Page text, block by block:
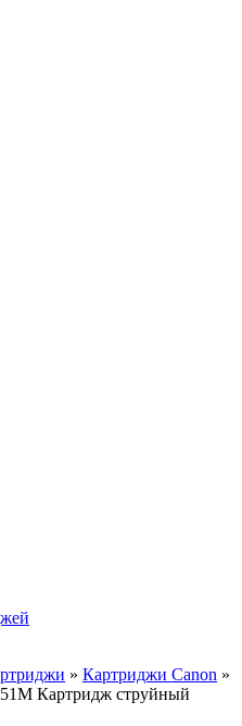
» Картриджи Canon »
Картридж струйный